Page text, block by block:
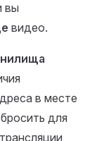
вы
видео.
в месте
для